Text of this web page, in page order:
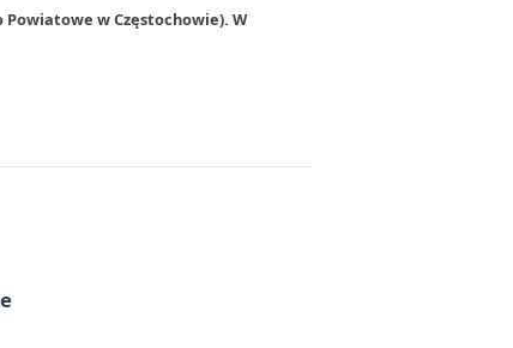
w Częstochowie). W